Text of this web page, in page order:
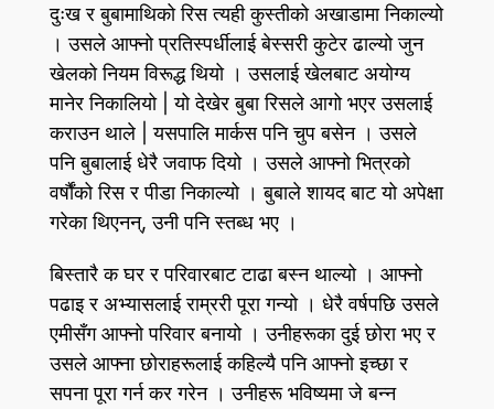
दुःख र बुबामाथिको रिस त्यही कुस्तीको अखाडामा निकाल्यो
। उसले आफ्नो प्रतिस्पर्धीलाई बेस्सरी कुटेर ढाल्यो जुन
खेलको नियम विरूद्ध थियो । उसलाई खेलबाट अयोग्य
मानेर निकालियो | यो देखेर बुबा रिसले आगो भएर उसलाई
कराउन थाले | यसपालि मार्कस पनि चुप बसेन । उसले
पनि बुबालाई धेरै जवाफ दियो । उसले आफ्नो भित्रको
वर्षौंको रिस र पीडा निकाल्यो । बुबाले शायद बाट यो अपेक्षा
गरेका थिएनन्‌, उनी पनि स्तब्ध भए ।
बिस्तारै क घर र परिवारबाट टाढा बस्न थाल्यो । आफ्नो
पढाइ र अभ्यासलाई राम्ररी पूरा गन्यो । धेरै वर्षपछि उसले
एमीसँग आफ्नो परिवार बनायो । उनीहरूका दुई छोरा भए र
उसले आफ्ना छोराहरूलाई कहिल्यै पनि आफ्नो इच्छा र
सपना पूरा गर्न कर गरेन । उनीहरू भविष्यमा जे बन्न